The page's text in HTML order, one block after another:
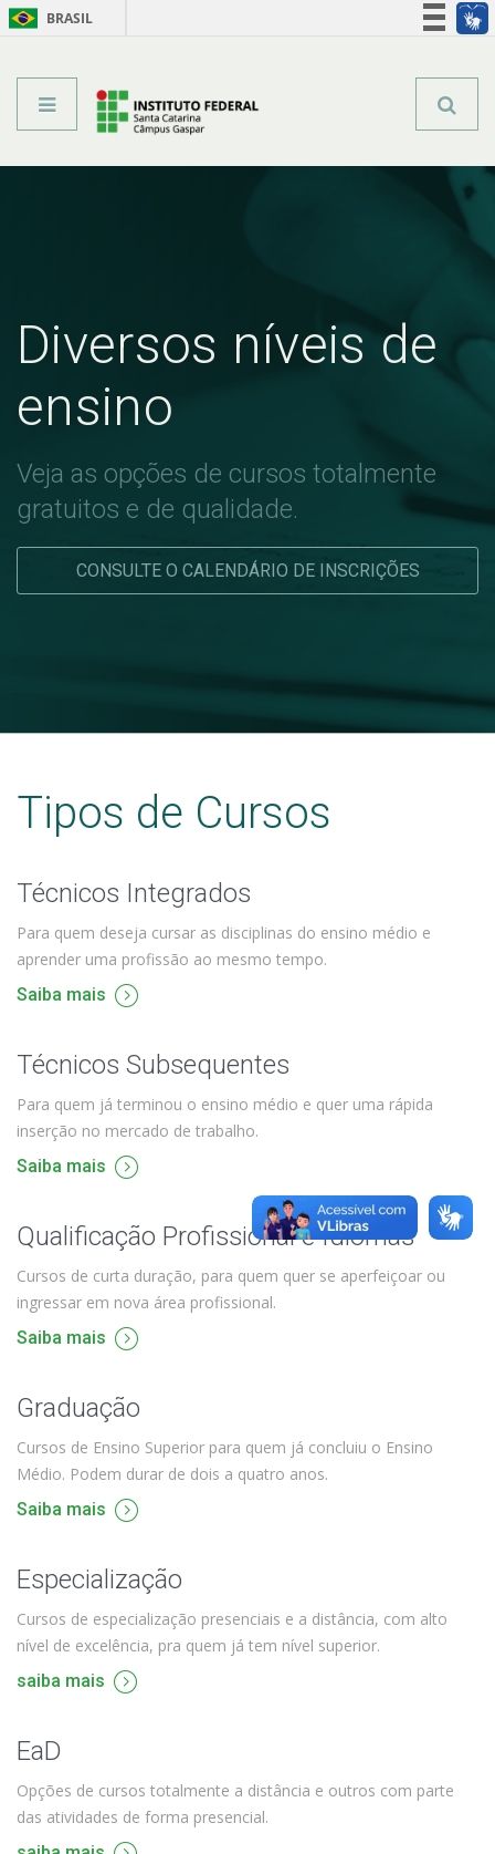
BRASIL
Diversos níveis de
ensino
Veja as opções de cursos totalmente
gratuitos e de qualidade.
CONSULTE O CALENDÁRIO DE INSCRIÇÕES
Tipos de Cursos
Técnicos Integrados
Para quem deseja cursar as disciplinas do ensino médio e
aprender uma profissão ao mesmo tempo.
Saiba mais
Técnicos Subsequentes
Para quem já terminou o ensino médio e quer uma rápida
inserção no mercado de trabalho.
Saiba mais
Qualificação Profissional e Idiomas
Cursos de curta duração, para quem quer se aperfeiçoar ou
ingressar em nova área profissional.
Saiba mais
Graduação
Cursos de Ensino Superior para quem já concluiu o Ensino
Médio. Podem durar de dois a quatro anos.
Saiba mais
Especialização
Cursos de especialização presenciais e a distância, com alto
nível de excelência, pra quem já tem nível superior.
saiba mais
EaD
Opções de cursos totalmente a distância e outros com parte
das atividades de forma presencial.